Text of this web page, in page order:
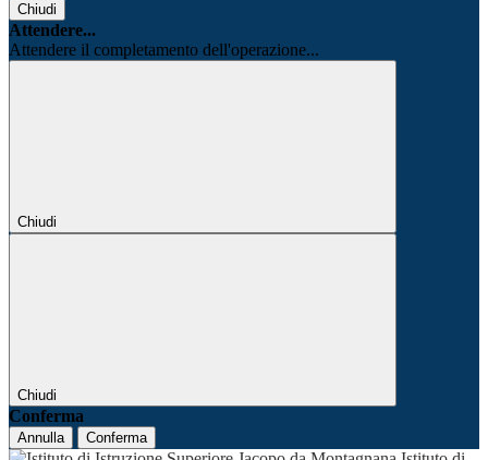
Chiudi
Attendere...
Attendere il completamento dell'operazione...
Chiudi
Chiudi
Conferma
Annulla Conferma